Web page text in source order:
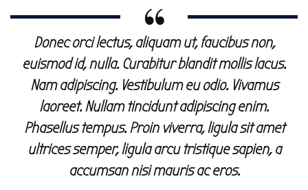
Donec orci lectus, aliquam ut, faucibus non,
euismod id, nulla. Curabitur blandit mollis lacus.
Nam adipiscing. Vestibulum eu odio. Vivamus
laoreet. Nullam tincidunt adipiscing enim.
Phasellus tempus. Proin viverra, ligula sit amet
ultrices semper, ligula arcu tristique sapien, a
accumsan nisi mauris ac eros.